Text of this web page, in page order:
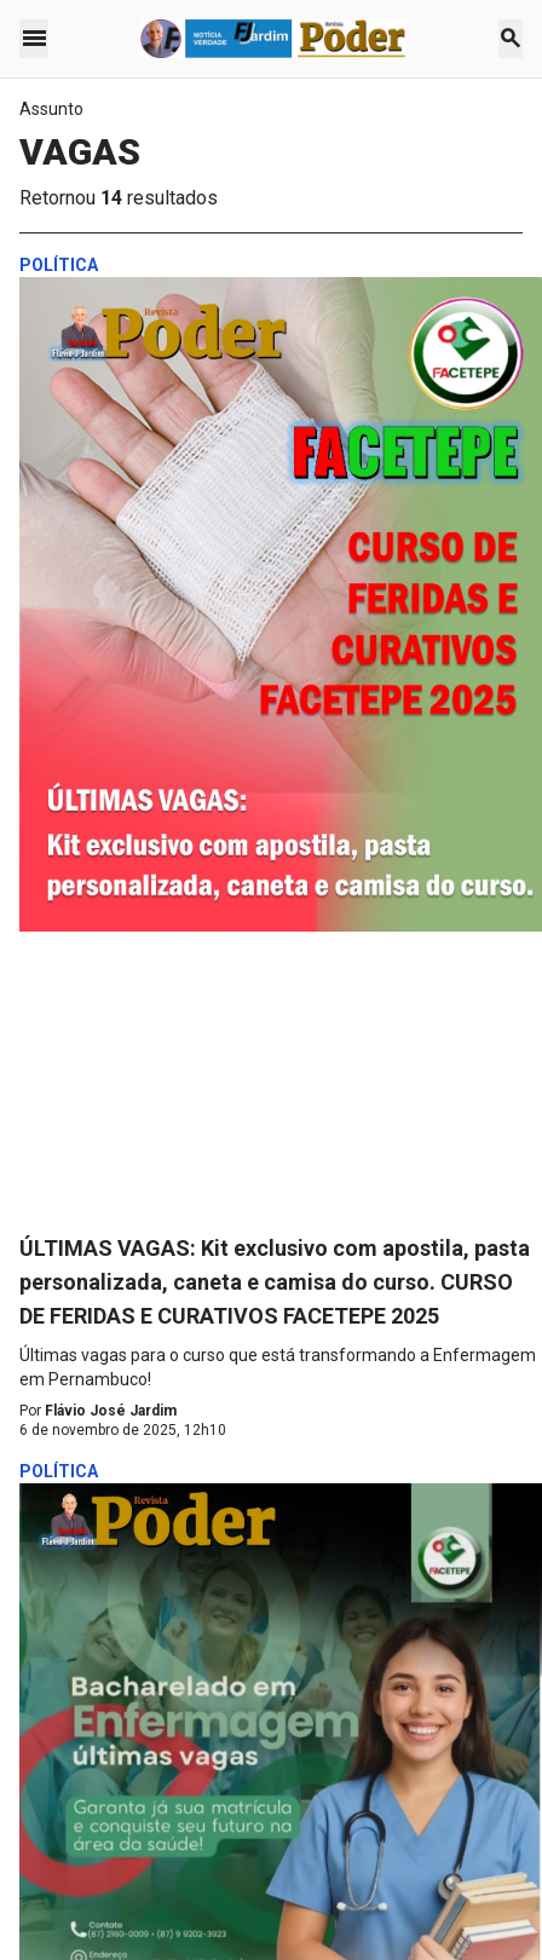
menu search
Assunto
VAGAS
Retornou 14 resultados
POLÍTICA
ÚLTIMAS VAGAS: Kit exclusivo com apostila, pasta
personalizada, caneta e camisa do curso. CURSO
DE FERIDAS E CURATIVOS FACETEPE 2025
Últimas vagas para o curso que está transformando a Enfermagem
em Pernambuco!
Por Flávio José Jardim
6 de novembro de 2025, 12h10
POLÍTICA